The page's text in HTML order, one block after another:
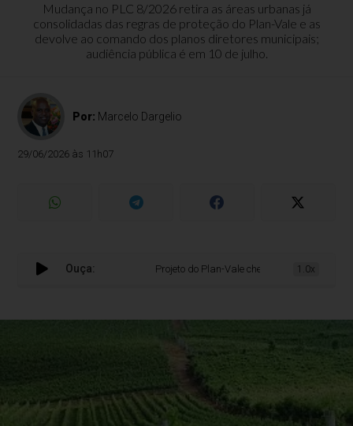
Mudança no PLC 8/2026 retira as áreas urbanas já
consolidadas das regras de proteção do Plan-Vale e as
devolve ao comando dos planos diretores municipais;
audiência pública é em 10 de julho.
Por: Marcelo Dargelio
29/06/2026 às 11h07
Ouça: Projeto do Plan-Vale chega à Câmara com
1.0x